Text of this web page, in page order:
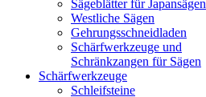
Sägeblätter für Japansägen
Westliche Sägen
Gehrungsschneidladen
Schärfwerkzeuge und
Schränkzangen für Sägen
Schärfwerkzeuge
Schleifsteine